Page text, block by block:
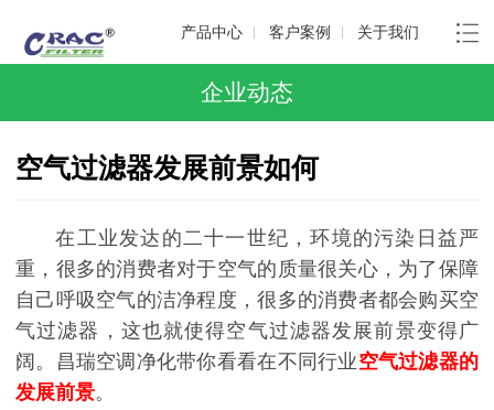
产品中心 客户案例 关于我们
企业动态
空气过滤器发展前景如何
在工业发达的二十一世纪，环境的污染日益严
重，很多的消费者对于空气的质量很关心，为了保障
自己呼吸空气的洁净程度，很多的消费者都会购买空
气过滤器，这也就使得空气过滤器发展前景变得广
阔。昌瑞空调净化带你看看在不同行业空气过滤器的
发展前景。